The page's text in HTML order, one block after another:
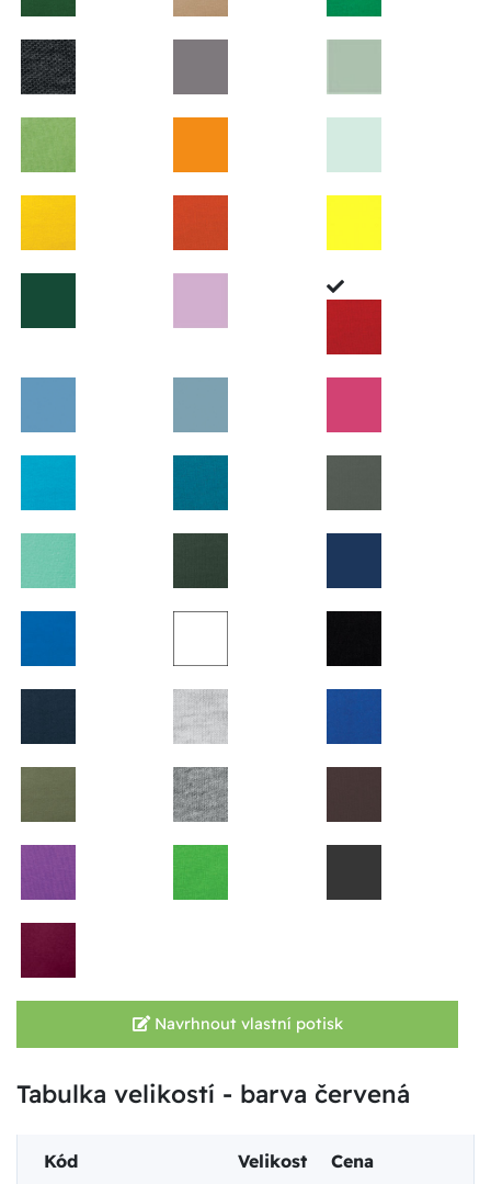
Navrhnout vlastní potisk
Tabulka velikostí - barva červená
Kód Velikost
Cena